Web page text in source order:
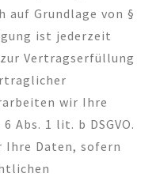
auf Grundlage von §
ist jederzeit
Vertragserfüllung
wir Ihre
Abs. 1 lit. b DSGVO.
Ihre Daten, sofern